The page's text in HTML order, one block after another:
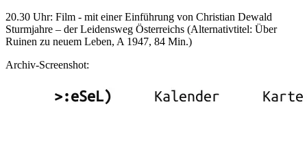
20.30 Uhr: Film - mit einer Einführung von Christian Dewald
Sturmjahre – der Leidensweg Österreichs (Alternativtitel: Über
Ruinen zu neuem Leben, A 1947, 84 Min.)
Archiv-Screenshot: